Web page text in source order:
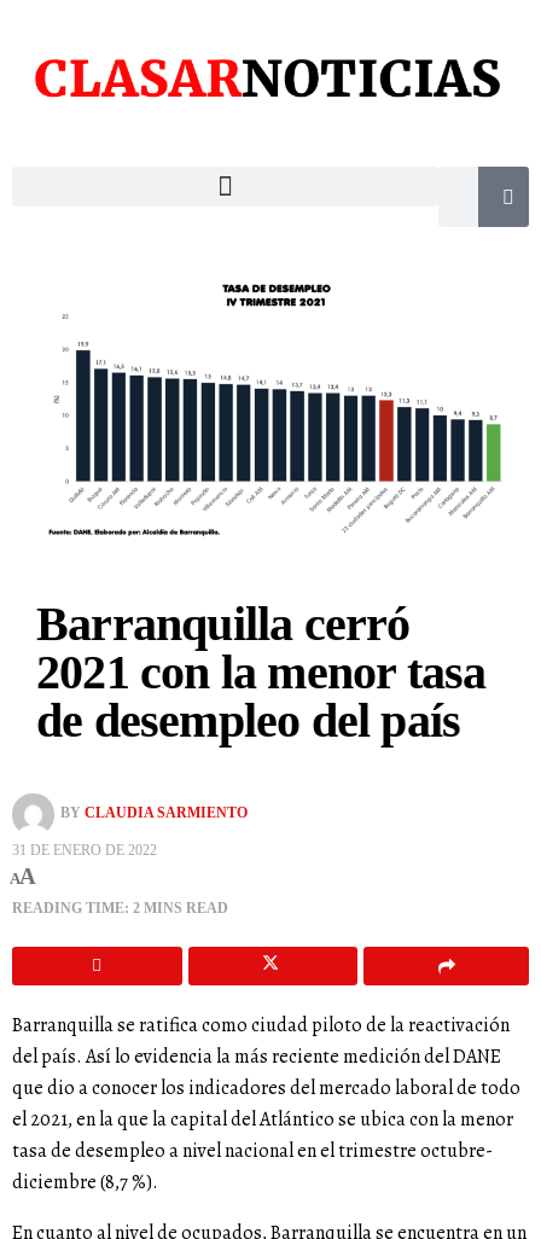
Barranquilla cerró
2021 con la menor tasa
de desempleo del país
BY CLAUDIA SARMIENTO
31 DE ENERO DE 2022
AA
READING TIME: 2 MINS READ
Barranquilla se ratifica como ciudad piloto de la reactivación
del país. Así lo evidencia la más reciente medición del DANE
que dio a conocer los indicadores del mercado laboral de todo
el 2021, en la que la capital del Atlántico se ubica con la menor
tasa de desempleo a nivel nacional en el trimestre octubre-
diciembre (8,7 %).
En cuanto al nivel de ocupados, Barranquilla se encuentra en un